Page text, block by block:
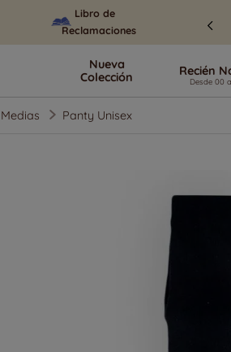
Libro de
Reclamaciones
Nueva
Colección
Recién
Medias Panty Unisex